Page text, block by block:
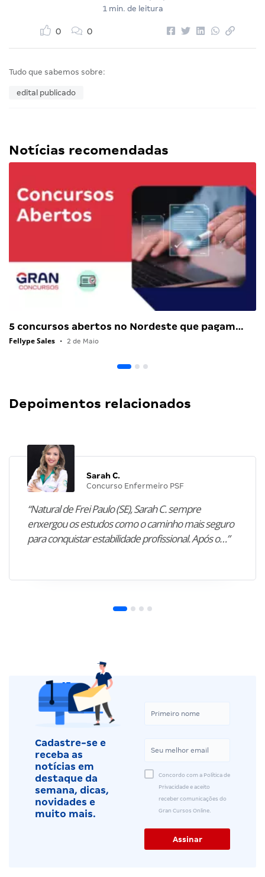
1 min. de leitura
0 0
Tudo que sabemos sobre:
edital publicado
Notícias recomendadas
5 concursos abertos no Nordeste que pagam…
Fellype Sales • 2 de Maio
Depoimentos relacionados
Sarah C.
Concurso Enfermeiro PSF
“Natural de Frei Paulo (SE), Sarah C. sempre
enxergou os estudos como o caminho mais seguro
para conquistar estabilidade profissional. Após o…”
Cadastre-se e
receba as
notícias em
destaque da
semana, dicas,
novidades e
muito mais.
Concordo com a Política de
Privacidade e aceito
receber comunicações do
Gran Cursos Online.